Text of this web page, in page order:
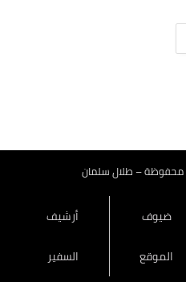
ضيوف
الموقع
أرشيف
السفير